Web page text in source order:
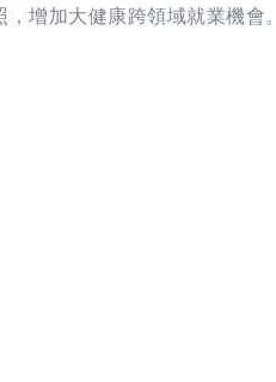
增加大健康跨領域就業機會。